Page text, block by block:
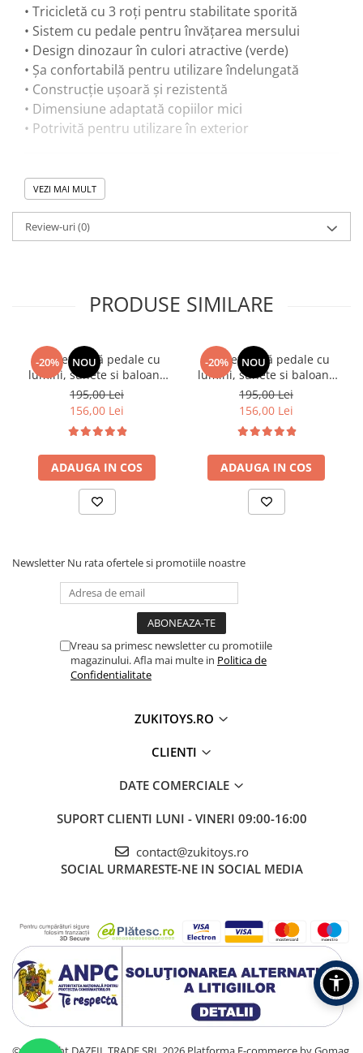
• Tricicletă cu 3 roți pentru stabilitate sporită
• Sistem cu pedale pentru învățarea mersului
• Design dinozaur în culori atractive (verde)
• Șa confortabilă pentru utilizare îndelungată
• Construcție ușoară și rezistentă
• Dimensiune adaptată copiilor mici
• Potrivită pentru utilizare în exterior
🎓 Beneficii educaționale:
• Dezvoltă coordonarea mână-picior
• Îmbunătățește echilibrul și controlul mișcărilor
• Încurajează activitatea fizică zilnică
• Susține dezvoltarea reflexelor și reacțiilor
• Face parte din categoria de jucarii educative
pentru dezvoltare fizică
🎯 Ideal pentru:
• Copii între 2 și 5 ani
• Joacă în aer liber (curte, parc, alei)
• Dezvoltarea echilibrului și coordonării
VEZI MAI MULT
Review-uri(0)
PRODUSE SIMILARE
-20% NOU
Bicicletă fără pedale cu
lumini, sunete si baloane
de sapun - roz
195,00 Lei
156,00 Lei
ADAUGA IN COS
-20% NOU
Bicicletă fără pedale cu
lumini, sunete si baloane
de sapun - albastru
195,00 Lei
156,00 Lei
ADAUGA IN COS
Newsletter Nu rata ofertele si promotiile noastre
Vreau sa primesc newsletter cu promotiile
magazinului. Afla mai multe in Politica de
Confidentialitate
ZUKITOYS.RO
CLIENTI
DATE COMERCIALE
SUPORT CLIENTI LUNI - VINERI 09:00-16:00
contact@zukitoys.ro
SOCIAL URMARESTE-NE IN SOCIAL MEDIA